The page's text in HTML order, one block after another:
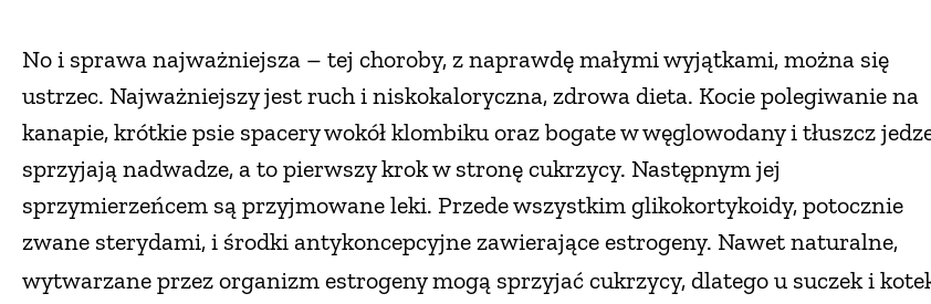
No i sprawa najważniejsza – tej choroby, z naprawdę małymi wyjątkami, można się
ustrzec. Najważniejszy jest ruch i niskokaloryczna, zdrowa dieta. Kocie polegiwanie na
kanapie, krótkie psie spacery wokół klombiku oraz bogate w węglowodany i tłuszcz
sprzyjają nadwadze, a to pierwszy krok w stronę cukrzycy. Następnym jej
sprzymierzeńcem są przyjmowane leki. Przede wszystkim glikokortykoidy, potocznie
zwane sterydami, i środki antykoncepcyjne zawierające estrogeny. Nawet naturalne,
wytwarzane przez organizm estrogeny mogą sprzyjać cukrzycy, dlategou suczek i